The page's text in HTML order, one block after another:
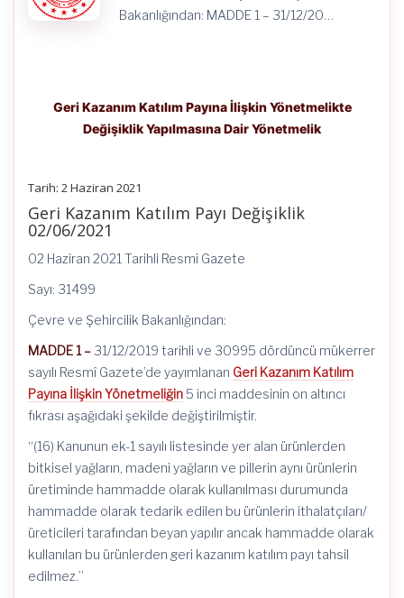
Bakanlığından: MADDE 1 – 31/12/20…
Geri Kazanım Katılım Payına İlişkin Yönetmelikte
Değişiklik Yapılmasına Dair Yönetmelik
Tarih: 2 Haziran 2021
Geri Kazanım Katılım Payı Değişiklik
02/06/2021
02 Haziran 2021 Tarihli Resmi Gazete
Sayı: 31499
Çevre ve Şehircilik Bakanlığından:
MADDE 1 – 31/12/2019 tarihli ve 30995 dördüncü mükerrer
sayılı Resmî Gazete’de yayımlanan Geri Kazanım Katılım
Payına İlişkin Yönetmeliğin5 inci maddesinin on altıncı
fıkrası aşağıdaki şekilde değiştirilmiştir.
“(16) Kanunun ek-1 sayılı listesinde yer alan ürünlerden
bitkisel yağların, madeni yağların ve pillerin aynı ürünlerin
üretiminde hammadde olarak kullanılması durumunda
hammadde olarak tedarik edilen bu ürünlerin ithalatçıları/
üreticileri tarafından beyan yapılır ancak hammadde olarak
kullanılan bu ürünlerden geri kazanım katılım payı tahsil
edilmez.”